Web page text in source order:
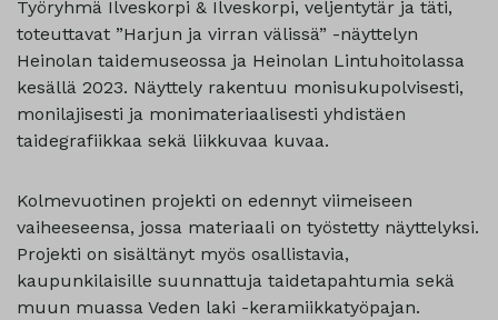
Työryhmä Ilveskorpi & Ilveskorpi, veljentytär ja täti,
toteuttavat ”Harjun ja virran välissä” -näyttelyn
Heinolan taidemuseossa ja Heinolan Lintuhoitolassa
kesällä 2023. Näyttely rakentuu monisukupolvisesti,
monilajisesti ja monimateriaalisesti yhdistäen
taidegrafiikkaa sekä liikkuvaa kuvaa.
Kolmevuotinen projekti on edennyt viimeiseen
vaiheeseensa, jossa materiaali on työstetty näyttelyksi.
Projekti on sisältänyt myös osallistavia,
kaupunkilaisille suunnattuja taidetapahtumia sekä
muun muassa Veden laki -keramiikkatyöpajan.